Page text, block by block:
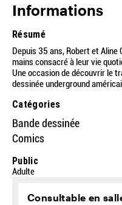
Informations
Résumé
Depuis 35 ans, Robert et
mains consacré à leur vie
Une occasion de découvrir le
dessinée underground
Catégories
Bande dessinée
Comics
Public
Adulte
Consultable en